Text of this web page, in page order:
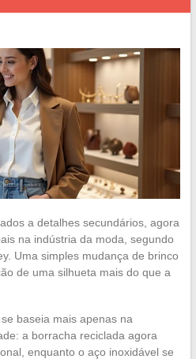
a detalhes secundários, agora
na indústria da moda, segundo
Uma simples mudança de brinco
de uma silhueta mais do que a
baseia mais apenas na
a borracha reciclada agora
enquanto o aço inoxidável se